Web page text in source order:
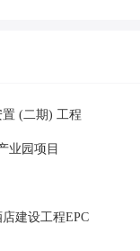
(二期) 工程
业园项目
建设工程EPC